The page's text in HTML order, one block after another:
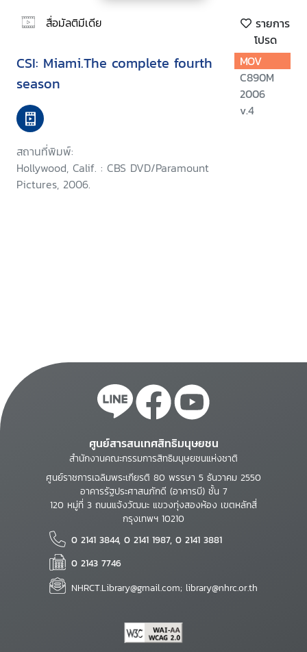
สื่อมัลติมีเดีย
รายการ
โปรด
CSI: Miami.The complete fourth
season
สถานที่พิมพ์:
Hollywood, Calif. : CBS DVD/Paramount
Pictures, 2006.
MOV
C890M
2006
v.4
ศูนย์สารสนเทศสิทธิมนุษยชน
สำนักงานคณะกรรมการสิทธิมนุษยชนแห่งชาติ
ศูนย์ราชการเฉลิมพระเกียรติ 80 พรรษา 5 ธันวาคม 2550
อาคารรัฐประศาสนภักดี (อาคารบี) ชั้น 7
120 หมู่ที่ 3 ถนนแจ้งวัฒนะ แขวงทุ่งสองห้อง เขตหลักสี่
กรุงเทพฯ 10210
0 2141 3844, 0 2141 1987, 0 2141 3881
0 2143 7746
NHRCT.Library@gmail.com; library@nhrc.or.th